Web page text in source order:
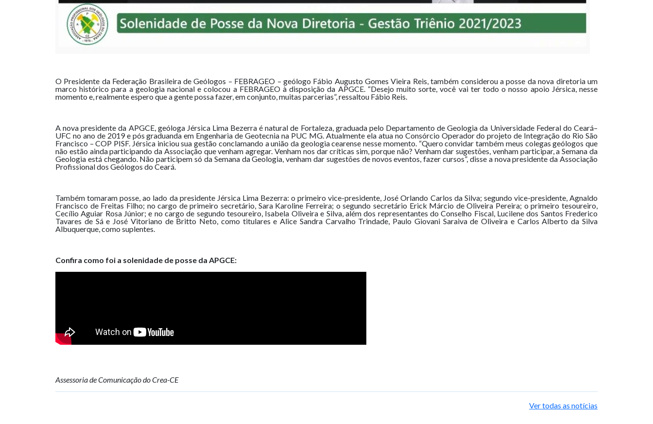
O Presidente da Federação Brasileira de Geólogos – FEBRAGEO – geólogo Fábio Augusto Gomes Vieira Reis, também considerou a posse da nova diretoria um
marco histórico para a geologia nacional e colocou a FEBRAGEO à disposição da APGCE. “Desejo muito sorte, você vai ter todo o nosso apoio Jérsica, nesse
momento e, realmente espero que a gente possa fazer, em conjunto, muitas parcerias”, ressaltou Fábio Reis.
A nova presidente da APGCE, geóloga Jérsica Lima Bezerra é natural de Fortaleza, graduada pelo Departamento de Geologia da Universidade Federal do Ceará–
UFC no ano de 2019 e pós graduanda em Engenharia de Geotecnia na PUC MG. Atualmente ela atua no Consórcio Operador do projeto de Integração do Rio São
Francisco – COP PISF. Jérsica iniciou sua gestão conclamando a união da geologia cearense nesse momento. “Quero convidar também meus colegas geólogos que
não estão ainda participando da Associação que venham agregar. Venham nos dar críticas sim, porque não? Venham dar sugestões, venham participar, a Semana da
Geologia está chegando. Não participem só da Semana da Geologia, venham dar sugestões de novos eventos, fazer cursos”, disse a nova presidente da Associação
Profissional dos Geólogos do Ceará.
Também tomaram posse, ao lado da presidente Jérsica Lima Bezerra: o primeiro vice-presidente, José Orlando Carlos da Silva; segundo vice-presidente, Agnaldo
Francisco de Freitas Filho; no cargo de primeiro secretário, Sara Karoline Ferreira; o segundo secretário Erick Márcio de Oliveira Pereira; o primeiro tesoureiro,
Cecílio Aguiar Rosa Júnior; e no cargo de segundo tesoureiro, Isabela Oliveira e Silva, além dos representantes do Conselho Fiscal, Lucilene dos Santos Frederico
Tavares de Sá e José Vitoriano de Britto Neto, como titulares e Alice Sandra Carvalho Trindade, Paulo Giovani Saraiva de Oliveira e Carlos Alberto da Silva
Albuquerque, como suplentes.
Confira como foi a solenidade de posse da APGCE:
Assessoria de Comunicação do Crea-CE
Ver todas as notícias